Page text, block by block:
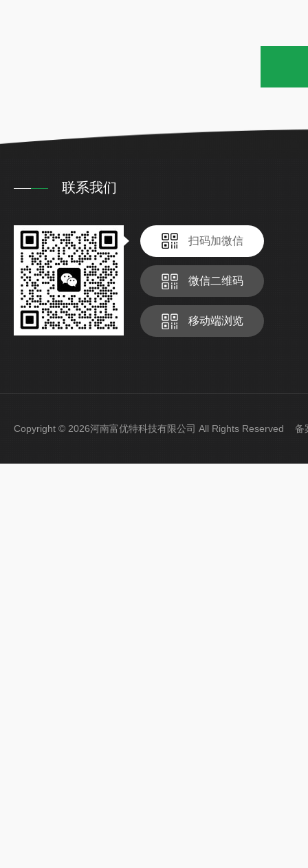
联系我们
扫码加微信
微信二维码
移动端浏览
Copyright © 2026河南富优特科技有限公司 All Rights Reserved 备